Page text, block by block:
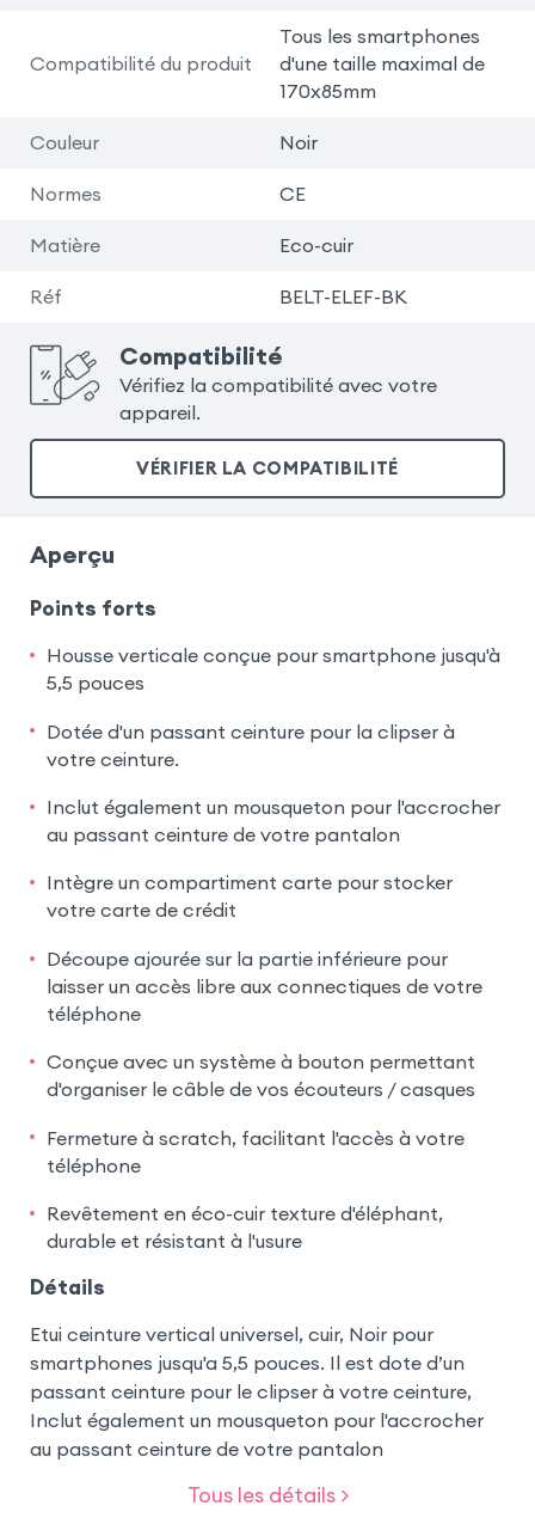
Compatibilité du produit
Tous les smartphones
d'une taille maximal de
170x85mm
Couleur Noir
Normes CE
Matière Eco-cuir
Réf BELT-ELEF-BK
Compatibilité
Vérifiez la compatibilité avec votre
appareil.
VÉRIFIER LA COMPATIBILITÉ
Aperçu
Points forts
Housse verticale conçue pour smartphone jusqu'à
5,5 pouces
Dotée d'un passant ceinture pour la clipser à
votre ceinture.
Inclut également un mousqueton pour l'accrocher
au passant ceinture de votre pantalon
Intègre un compartiment carte pour stocker
votre carte de crédit
Découpe ajourée sur la partie inférieure pour
laisser un accès libre aux connectiques de votre
téléphone
Conçue avec un système à bouton permettant
d'organiser le câble de vos écouteurs / casques
Fermeture à scratch, facilitant l'accès à votre
téléphone
Revêtement en éco-cuir texture d'éléphant,
durable et résistant à l'usure
Détails
Etui ceinture vertical universel, cuir, Noir pour
smartphones jusqu'a 5,5 pouces. Il est dote d’un
passant ceinture pour le clipser à votre ceinture,
Inclut également un mousqueton pour l'accrocher
au passant ceinture de votre pantalon
Tous les détails >